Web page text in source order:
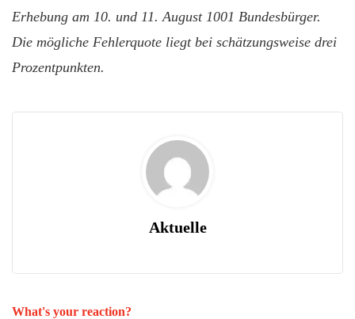
Erhebung am 10. und 11. August 1001 Bundesbürger.
Die mögliche Fehlerquote liegt bei schätzungsweise drei
Prozentpunkten.
Aktuelle
What's your reaction?